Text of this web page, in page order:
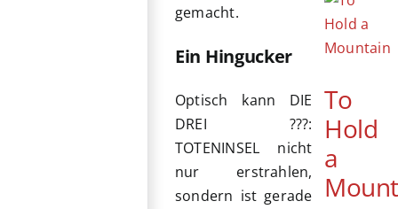
gemacht.
Ein Hingucker
Optisch kann DIE
DREI ???:
TOTENINSEL nicht
nur erstrahlen,
sondern ist gerade
To
Hold
a